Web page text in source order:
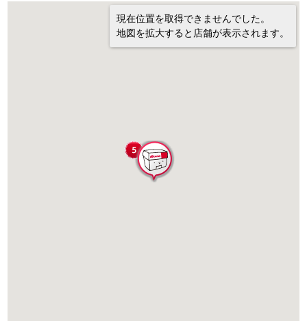
現在位置を取得できませんでした。
地図を拡大すると店舗が表示されます。